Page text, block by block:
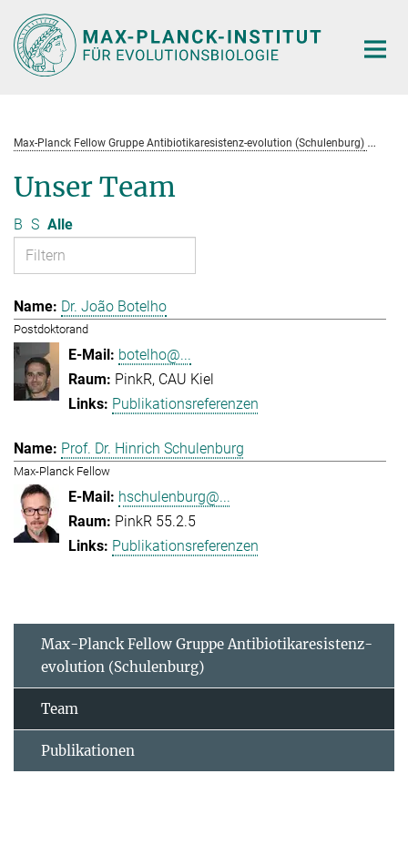
Hauptinhalt
Max-Planck Fellow Gruppe Antibiotikaresistenz-evolution (Schulenburg)
Unser Team
B S Alle
Dr. João Botelho
Postdoktorand
botelho@...
PinkR, CAU Kiel
Publikationsreferenzen
Prof. Dr. Hinrich Schulenburg
Max-Planck Fellow
hschulenburg@...
PinkR 55.2.5
Publikationsreferenzen
Max-Planck Fellow Gruppe Antibiotikaresistenz-
evolution (Schulenburg)
Team
Publikationen